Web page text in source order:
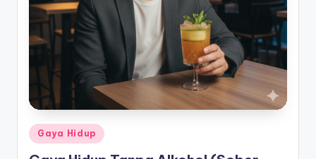
Posted
in
Gaya Hidup